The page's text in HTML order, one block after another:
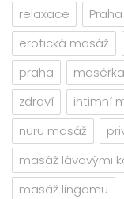
relaxace Praha
erotická masáž
praha
masérka
zdraví
intimní
nuru masáž
masáž lávovými
masáž lingamu